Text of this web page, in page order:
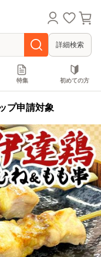
詳細検索
特集 初めての方
プ申請対象